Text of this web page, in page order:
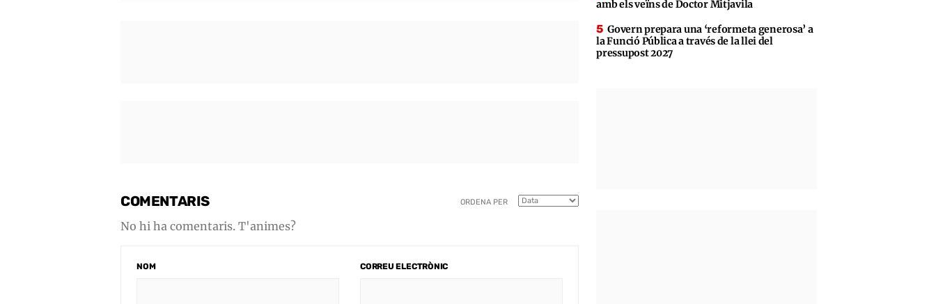
COMENTARIS ORDENA PER
No hi ha comentaris. T'animes?
NOM CORREU ELECTRÒNIC
amb els veïns de Doctor Mitjavila
Govern prepara una ‘reformeta generosa’ a
la Funció Pública a través de la llei del
pressupost 2027